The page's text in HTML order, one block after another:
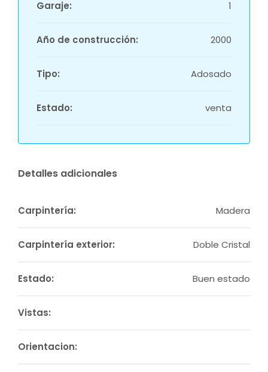
Garaje: 1
Año de construcción: 2000
Tipo: Adosado
Estado: venta
Detalles adicionales
Carpintería: Madera
Carpintería exterior: Doble Cristal
Estado: Buen estado
Vistas:
Orientacion: